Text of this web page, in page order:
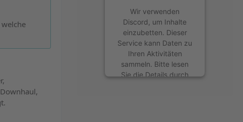
Wir verwenden
Discord, um Inhalte
einzubetten. Dieser
Service kann Daten zu
Ihren Aktivitäten
sammeln. Bitte lesen
Sie die Details durch